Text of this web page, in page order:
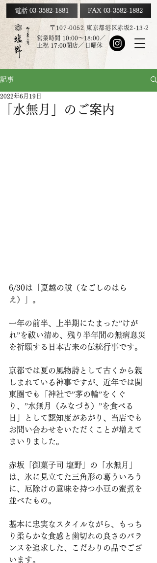
電話 03-3582-1881 FAX 03-3582-1882
〒107-0052 東京都港区赤坂2-13-2
営業時間 10:00～18:00／
土祝 17:00閉店／ 日曜休
記事
「水無月」のご案内
2022年6月19日
6/30は「夏越の祓（なごしのはら
え）」。
一年の前半、上半期にたまった”けが
れ”を祓い清め、残り半年間の無病息災
を祈願する日本古来の伝統行事です。
京都では夏の風物詩として古くから親
しまれている神事ですが、近年では関
東圏でも「神社で”茅の輪”をくぐ
り、”水無月（みなづき）”を食べる
日」として認知度があがり、当店でも
お問い合わせをいただくことが増えて
まいりました。
赤坂「御菓子司 塩野」の「水無月」
は、氷に見立てた三角形の葛ういろう
に、厄除けの意味を持つ小豆の蜜煮を
並べたもの。
基本に忠実なスタイルながら、もっち
り柔らかな食感と歯切れの良さのバラ
ンスを追求した、こだわりの品でござ
います。